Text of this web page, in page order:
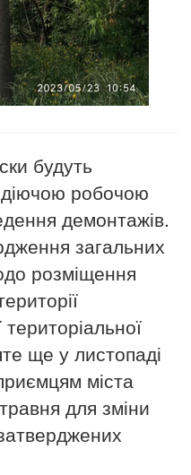
будуть
діючою робочою
демонтажів.
загальних
розміщення
територіальної
ще у листопаді
міста
для зміни